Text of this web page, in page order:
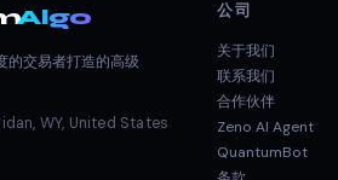
Algo
的交易者打造的高级
WY, United States
公司
关于我们
联系我们
合作伙伴
Zeno AI Agent
QuantumBot